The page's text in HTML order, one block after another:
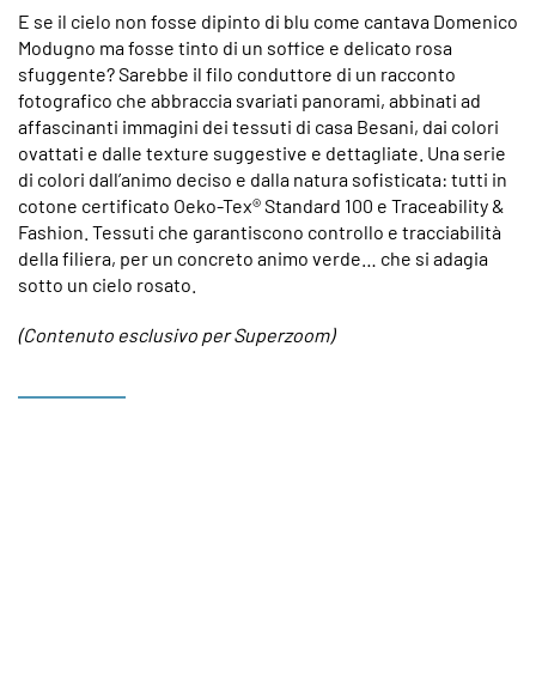
E se il cielo non fosse dipinto di blu come cantava Domenico
Modugno ma fosse tinto di un soffice e delicato rosa
sfuggente? Sarebbe il filo conduttore di un racconto
fotografico che abbraccia svariati panorami, abbinati ad
affascinanti immagini dei tessuti di casa Besani, dai colori
ovattati e dalle texture suggestive e dettagliate. Una serie
di colori dall’animo deciso e dalla natura sofisticata: tutti in
cotone certificato Oeko-Tex® Standard 100 e Traceability &
Fashion. Tessuti che garantiscono controllo e tracciabilità
della filiera, per un concreto animo verde… che si adagia
sotto un cielo rosato.
(Contenuto esclusivo per Superzoom)